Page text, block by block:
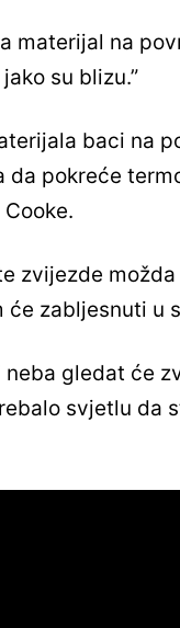
materijal na
su blizu.”
baci na
da pokreće
zvijezde
će zabljesnuti u
gledat će
svjetlu da